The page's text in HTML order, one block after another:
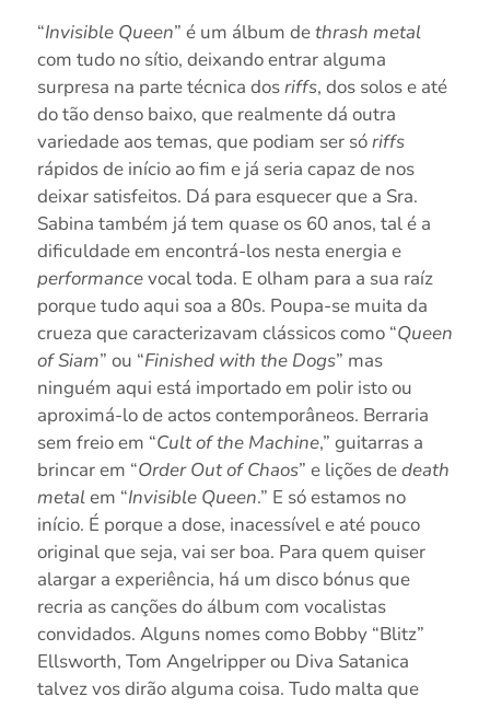
“Invisible Queen” é um álbum dethrash metal
com tudo no sítio, deixando entrar alguma
surpresa na parte técnica dosriffs, dos solos e até
do tão denso baixo, que realmente dá outra
variedade aos temas, que podiam ser sóriffs
rápidos de início ao fim e já seria capaz de nos
deixar satisfeitos. Dá para esquecer que a Sra.
Sabina também já tem quase os 60 anos, tal é a
dificuldade em encontrá-los nesta energia e
performancevocal toda. E olham para a sua raíz
porque tudo aqui soa a 80s. Poupa-se muita da
crueza que caracterizavam clássicos como “Queen
of Siam” ou “Finished with the Dogs” mas
ninguém aqui está importado em polir isto ou
aproximá-lo de actos contemporâneos. Berraria
sem freio em “Cult of the Machine,” guitarras a
brincar em “Order Out of Chaos” e lições dedeath
metalem “Invisible Queen.” E só estamos no
início. É porque a dose, inacessível e até pouco
original que seja, vai ser boa. Para quem quiser
alargar a experiência, há um disco bónus que
recria as canções do álbum com vocalistas
convidados. Alguns nomes como Bobby “Blitz”
Ellsworth, Tom Angelripper ou Diva Satanica
talvez vos dirão alguma coisa. Tudo malta que